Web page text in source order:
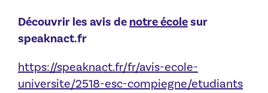
Découvrir les avis denotre écolesur
speaknact.fr
https://speaknact.fr/fr/avis-ecole-
universite/2518-esc-compiegne/etudiants